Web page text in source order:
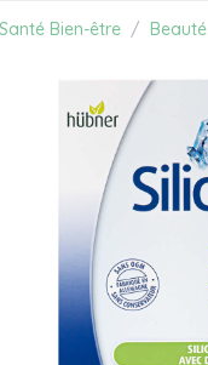
Santé Bien-être Beauté